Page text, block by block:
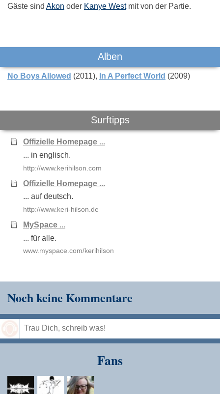
Gäste sind Akon oder Kanye Westmit von der Partie.
Das könnte Dich auch interessieren:
Kelly Rowland Lady Gaga Helene
Alben
No Boys Allowed (2011) In A Perfect World (2009)
Surftipps
Offizielle Homepage ...
... in englisch.
http://www.kerihilson.com
Offizielle Homepage ...
... auf deutsch.
http://www.keri-hilson.de
MySpace ...
... für alle.
www.myspace.com/kerihilson
Noch keine Kommentare
Fans